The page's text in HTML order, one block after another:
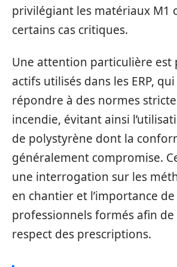
privilégiant les matériaux M1
certains cas critiques.
Une attention particulière est
actifs utilisés dans les ERP,
répondre à des normes
incendie, évitant ainsi
de polystyrène dont la
généralement compromise.
une interrogation sur les
en chantier et l’importance
professionnels formés afin
respect des prescriptions.